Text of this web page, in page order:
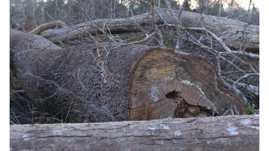
Tiện ích Bạn cần biết
Thông tin tòa soạn Liên hệ quảng cáo
Đọc Thanh Niên trên điện thoại